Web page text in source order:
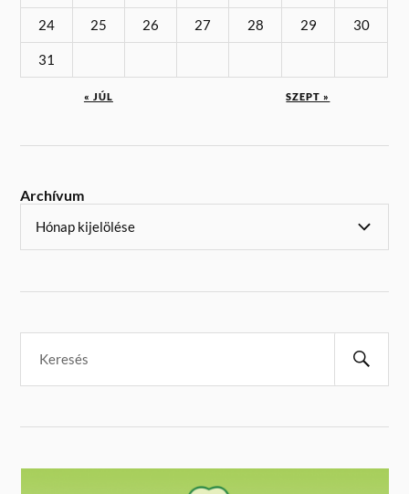
24 25 26 27 28 29 30
31
« JÚL SZEPT »
Archívum